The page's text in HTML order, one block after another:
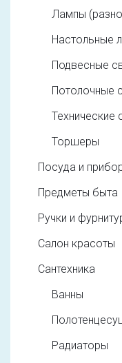
Лампы
Настольные
Подвесные
Потолочные
Технические
Торшеры
Посуда и
Предметы быта
Ручки и
Салон красоты
Сантехника
Ванны
Радиаторы